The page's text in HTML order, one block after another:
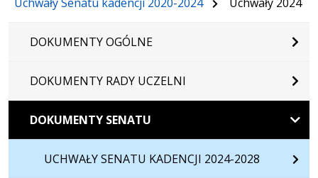
DOKUMENTY OGÓLNE
DOKUMENTY RADY UCZELNI
DOKUMENTY SENATU
UCHWAŁY SENATU KADENCJI 2024-2028